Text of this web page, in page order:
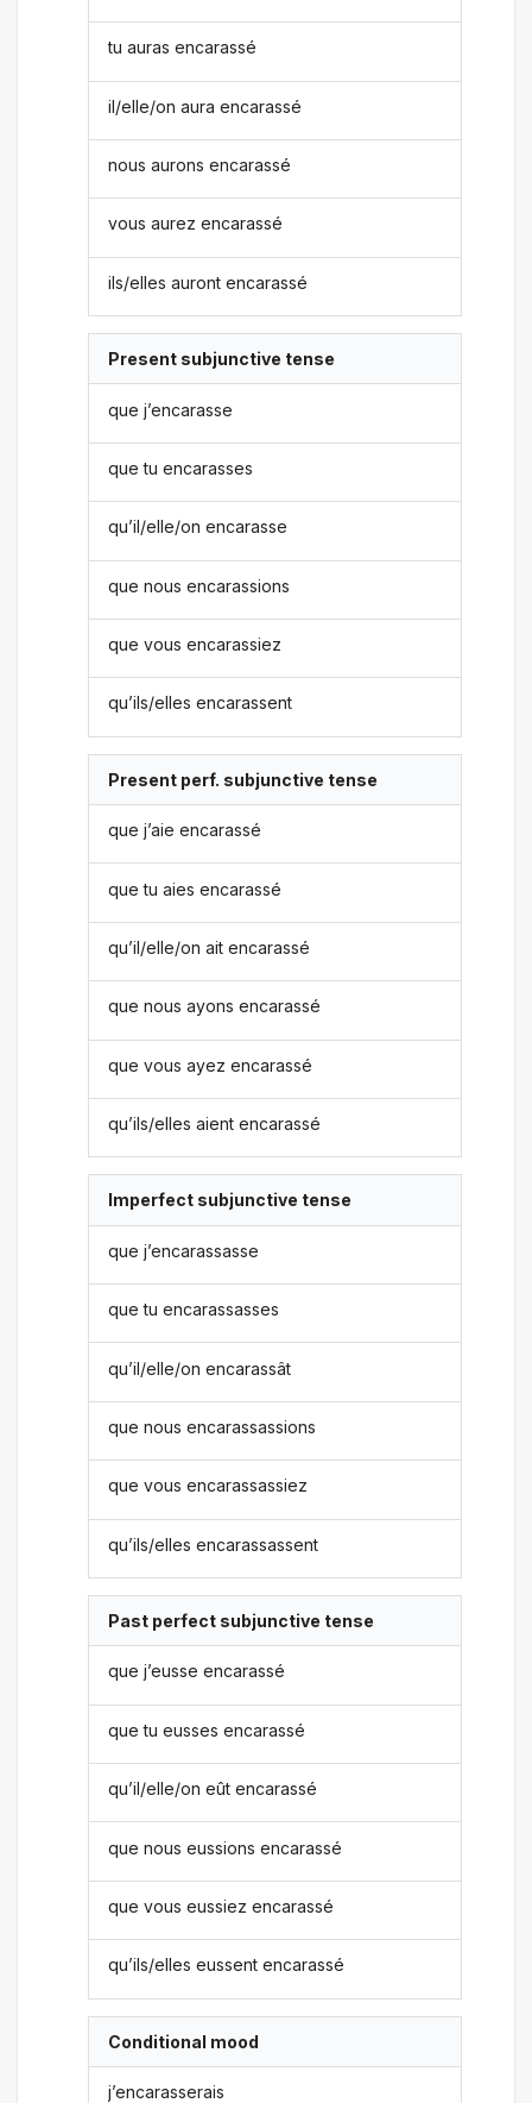
tu auras encarassé
il/elle/on aura encarassé
nous aurons encarassé
vous aurez encarassé
ils/elles auront encarassé
Present subjunctive tense
que j’encarasse
que tu encarasses
qu’il/elle/on encarasse
que nous encarassions
que vous encarassiez
qu’ils/elles encarassent
Present perf. subjunctive tense
que j’aie encarassé
que tu aies encarassé
qu’il/elle/on ait encarassé
que nous ayons encarassé
que vous ayez encarassé
qu’ils/elles aient encarassé
Imperfect subjunctive tense
que j’encarassasse
que tu encarassasses
qu’il/elle/on encarassât
que nous encarassassions
que vous encarassassiez
qu’ils/elles encarassassent
Past perfect subjunctive tense
que j’eusse encarassé
que tu eusses encarassé
qu’il/elle/on eût encarassé
que nous eussions encarassé
que vous eussiez encarassé
qu’ils/elles eussent encarassé
Conditional mood
j’encarasserais